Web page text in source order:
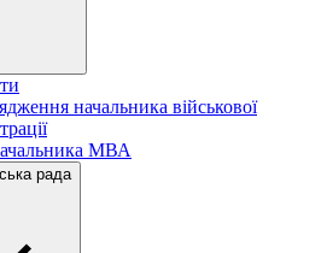
начальника військової
МВА
рада